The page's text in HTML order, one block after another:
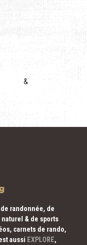
&
de randonnée, de
& de sports
carnets de rando,
aussi EXPLORE,